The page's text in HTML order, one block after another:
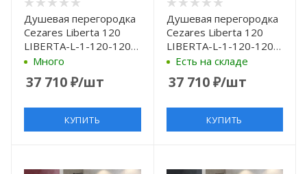
Душевая перегородка
Cezares Liberta 120
LIBERTA-L-1-120-120-
BR-Cr профиль Хром
стекло бронзовое
Много
37 710₽/шт
КУПИТЬ
Душевая перегородка
Cezares Liberta 120
LIBERTA-L-1-120-120-
GR-Cr профиль Хром
стекло серое
Есть на складе
37 710₽/шт
КУПИТЬ